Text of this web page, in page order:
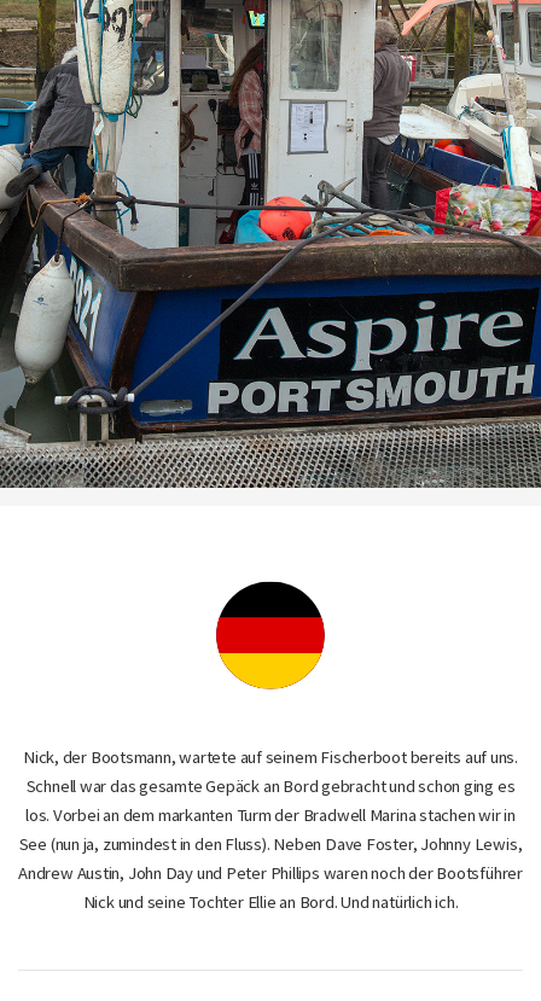
Nick, der Bootsmann, wartete auf seinem Fischerboot bereits auf uns.
Schnell war das gesamte Gepäck an Bord gebracht und schon ging es
los. Vorbei an dem markanten Turm der Bradwell Marina stachen wir in
See (nun ja, zumindest in den Fluss). Neben Dave Foster, Johnny Lewis,
Andrew Austin, John Day und Peter Phillips waren noch der Bootsführer
Nick und seine Tochter Ellie an Bord. Und natürlich ich.